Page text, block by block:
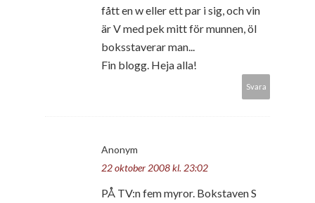
fått en w eller ett par i sig, och vin
är V med pek mitt för munnen, öl
boksstaverar man...
Fin blogg. Heja alla!
Svara
Anonym
22 oktober 2008 kl. 23:02
PÅ TV:n fem myror. Bokstaven S